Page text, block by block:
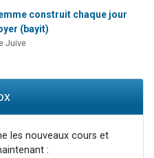
construit chaque jour
(bayit)
Juive
les nouveaux cours et
: